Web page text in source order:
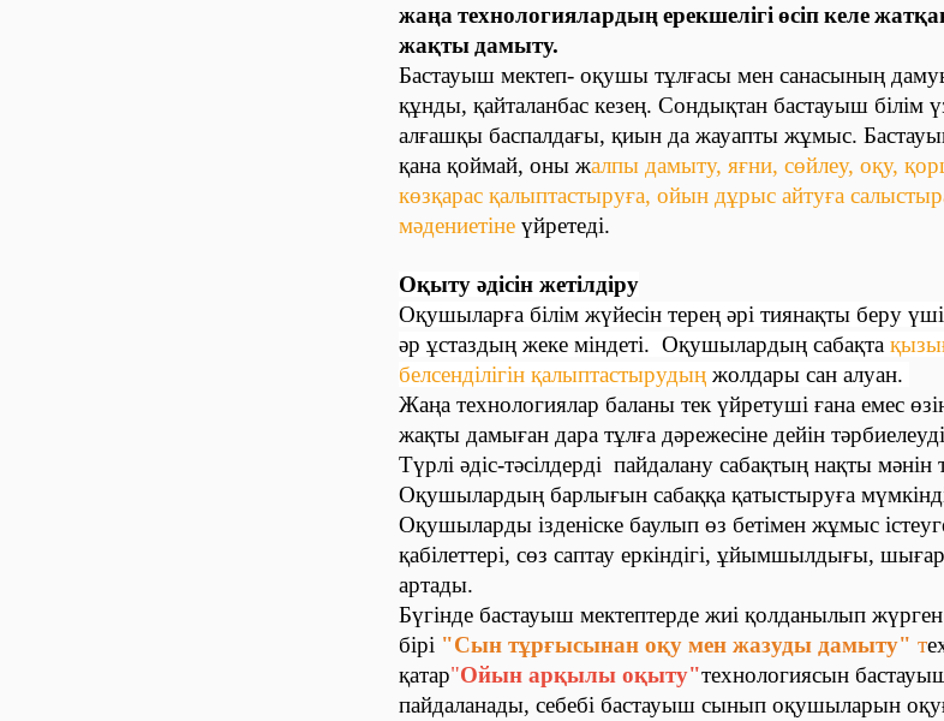
жаңа технологиялардыңерекшелігі өсіпкеле
жақты дамыту.
Бастауыш мектеп- оқушы тұлғасы мен санасының
құнды, қайталанбас кезең. Сондықтан бастауыш білім
алғашқы баспалдағы, қиын да жауапты жұмыс.
қана қоймай, оны жалпы дамыту, яғни, сөйлеу, оқу,
көзқарас қалыптастыруға, ойын дұрыс айтуға
мәдениетіне үйретеді.
Оқыту әдісін жетілдіру
Оқушыларға білім жүйесін терең әрі тиянақты беру
әр ұстаздың жеке міндеті. Оқушылардың сабақта
белсенділігін қалыптастырудың жолдары сан алуан.
Жаңа технологиялар баланы тек үйретуші ғана емес
жақты дамыған дара тұлға дәрежесіне дейін
Түрлі әдіс-тәсілдерді пайдалану сабақтың нақты мәнін
Оқушылардың барлығын сабаққа қатыстыруға
Оқушыларды ізденіске баулып өз бетімен жұмыс
қабілеттері, сөз саптау еркіндігі, ұйымшылдығы,
артады.
Бүгінде бастауыш мектептерде жиі қолданылып
бірі "Сын тұрғысынан оқу мен жазуды дамыту" т
қатар"Ойын арқылы оқыту"технологиясын
пайдаланады, себебі бастауыш сынып оқушыларын